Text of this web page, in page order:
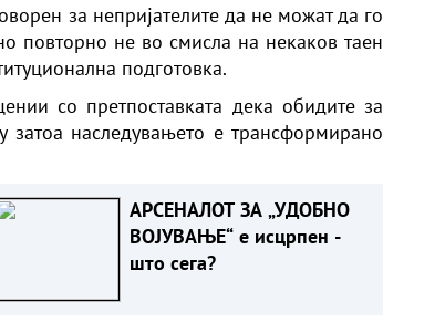
за непријателите да не можат да го
повторно не во смисла на некаков таен
подготовка.
со претпоставката дека обидите за
затоа наследувањето е трансформирано
АРСЕНАЛОТ ЗА „УДОБНО
ВОЈУВАЊЕ“ е исцрпен -
што сега?